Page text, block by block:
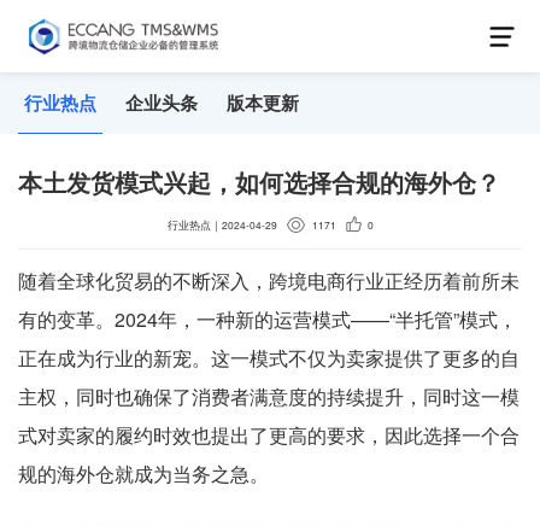
行业热点 企业头条 版本更新
本土发货模式兴起，如何选择合规的海外仓？
行业热点 ｜ 2024-04-29 1171 0
随着全球化贸易的不断深入，跨境电商行业正经历着前所未
有的变革。2024年，一种新的运营模式——“半托管”模式，
正在成为行业的新宠。这一模式不仅为卖家提供了更多的自
主权，同时也确保了消费者满意度的持续提升，同时这一模
式对卖家的履约时效也提出了更高的要求，因此选择一个合
规的海外仓就成为当务之急。